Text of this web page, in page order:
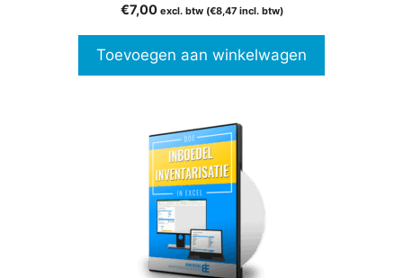
v
5
€7,00 excl. btw (€8,47incl. btw)
Toevoegen aan winkelwagen